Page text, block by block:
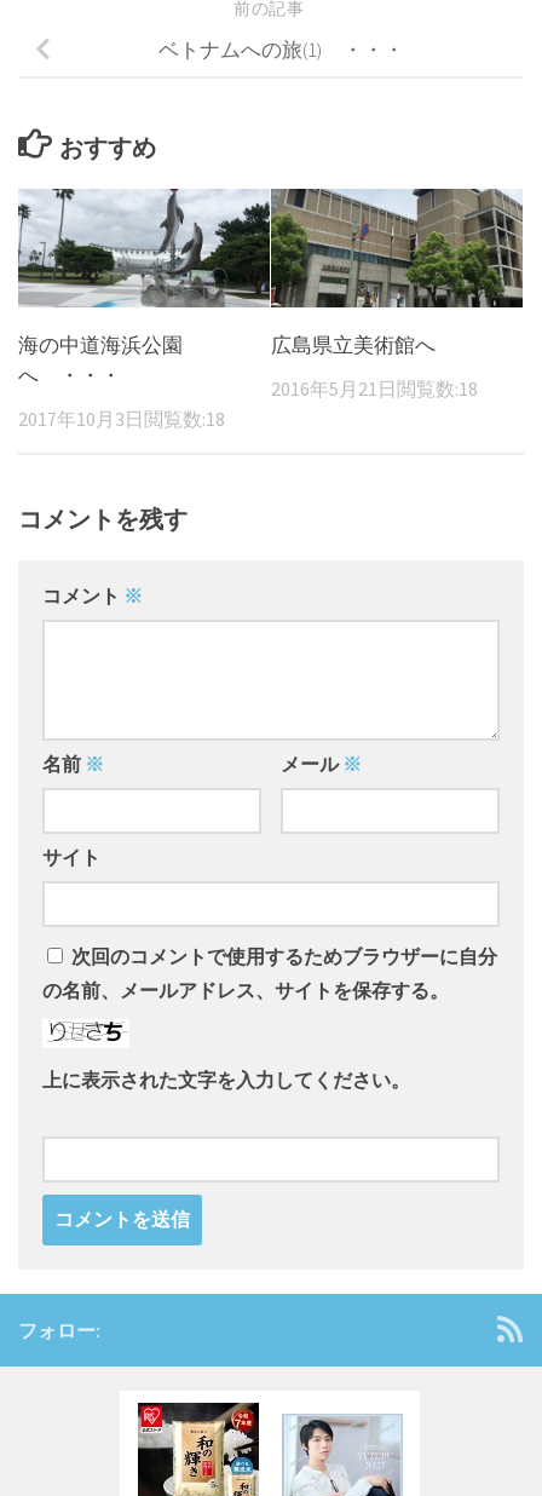
前の記事
ベトナムへの旅(1) ・・・
おすすめ
海の中道海浜公園
へ ・・・
2017年10月3日 閲覧数:18
広島県立美術館へ
2016年5月21日 閲覧数:18
コメントを残す
コメント ※
名前 ※ メール ※
サイト
次回のコメントで使用するためブラウザーに自分
の名前、メールアドレス、サイトを保存する。
上に表示された文字を入力してください。
フォロー: